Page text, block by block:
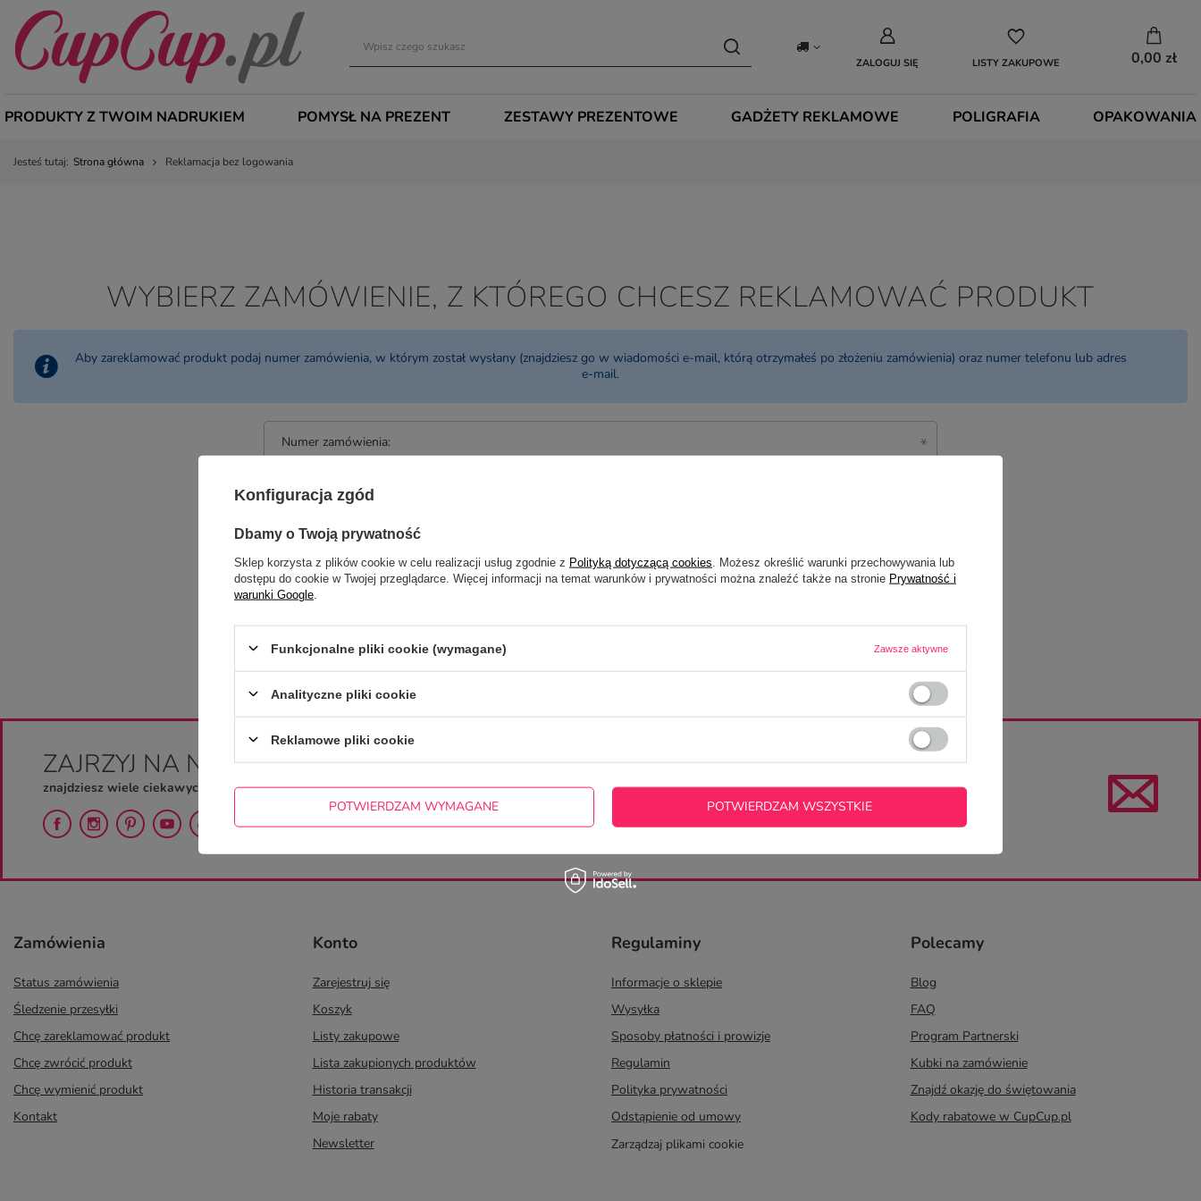
ZALOGUJ SIĘ LISTY ZAKUPOWE 0,00 zł
PRODUKTY Z TWOIM NADRUKIEM POMYSŁ NA PREZENT ZESTAWY PREZENTOWE GADŻETY REKLAMOWE POLIGRAFIA OPAKOWANIA
Jesteś tutaj: Strona główna Reklamacja bez logowania
WYBIERZ ZAMÓWIENIE, Z KTÓREGO CHCESZ REKLAMOWAĆ PRODUKT
Aby zareklamować produkt podaj numer zamówienia, w którym został wysłany (znajdziesz go w wiadomości e-mail, którą otrzymałeś po złożeniu zamówienia) oraz numer telefonu lub adres
e-mail.
Numer zamówienia:
Twój telefon lub e-mail:
ZNAJDŹ ZAMÓWIENIE
ZAJRZYJ NA NASZE PROFILE
znajdziesz wiele ciekawych projektów i inspiracji
ZAPISZ SIĘ DO NEWSLETTERA
otrzymaj rabat 10% na pierwsze zakupy
/minimalna wartość zamówienia 100 zł/
Zamówienia
Status zamówienia
Śledzenie przesyłki
Chcę zareklamować produkt
Chcę zwrócić produkt
Chcę wymienić produkt
Kontakt
Konto
Zarejestruj się
Koszyk
Listy zakupowe
Lista zakupionych produktów
Historia transakcji
Moje rabaty
Newsletter
Regulaminy
Informacje o sklepie
Wysyłka
Sposoby płatności i prowizje
Regulamin
Polityka prywatności
Odstąpienie od umowy
Zarządzaj plikami cookie
Polecamy
Blog
FAQ
Program Partnerski
Kubki na zamówienie
Znajdź okazję do świętowania
Kody rabatowe w CupCup.pl
Konfiguracja zgód
Dbamy o Twoją prywatność
Sklep korzysta z plików cookie w celu realizacji usług zgodnie z Polityką dotyczącą cookies . Możesz określić warunki przechowywania lub
dostępu do cookie w Twojej przeglądarce. Więcej informacji na temat warunków i prywatności można znaleźć także na stronie Prywatność i
warunki Google
Funkcjonalne pliki cookie (wymagane) Zawsze aktywne
Analityczne pliki cookie
Reklamowe pliki cookie
POTWIERDZAM WYMAGANE POTWIERDZAM WSZYSTKIE